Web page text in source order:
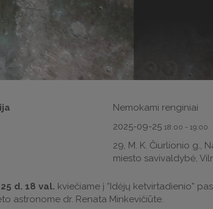
Nemokami renginiai
2025-09-25 18:00 - 19:00
29, M. K. Čiurlionio g.,
miesto savivaldybė,
d. 18 val. kviečiame į “Idėjų ketvirtadienio”
astronome dr. Renata Minkevičiūte.